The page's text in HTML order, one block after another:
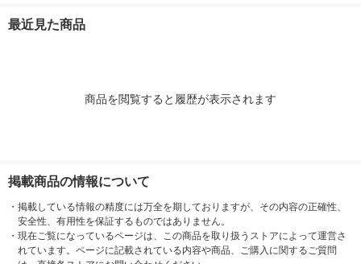
最近見た商品
商品を閲覧すると履歴が表示されます
掲載商品の情報について
・ 掲載している情報の精度には万全を期しておりますが、その内容の正確性、
安全性、有用性を保証するものではありません。
・ 現在ご覧になっているページは、この商品を取り扱うストアによって運営さ
れています。ページに記載されている内容や商品、ご購入に関するご質問